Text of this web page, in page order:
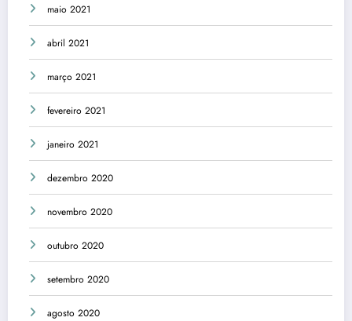
maio 2021
abril 2021
março 2021
fevereiro 2021
janeiro 2021
dezembro 2020
novembro 2020
outubro 2020
setembro 2020
agosto 2020